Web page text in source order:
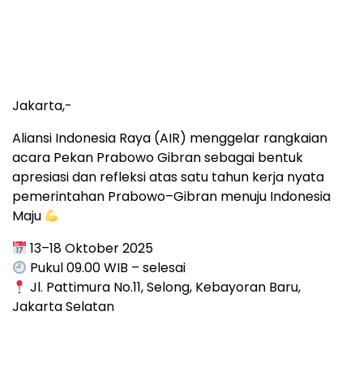
Jakarta,-
Aliansi Indonesia Raya (AIR) menggelar rangkaian
acara Pekan Prabowo Gibran sebagai bentuk
apresiasi dan refleksi atas satu tahun kerja nyata
pemerintahan Prabowo–Gibran menuju Indonesia
Maju
13–18 Oktober 2025
Pukul 09.00 WIB – selesai
Jl. Pattimura No.11, Selong, Kebayoran Baru,
Jakarta Selatan